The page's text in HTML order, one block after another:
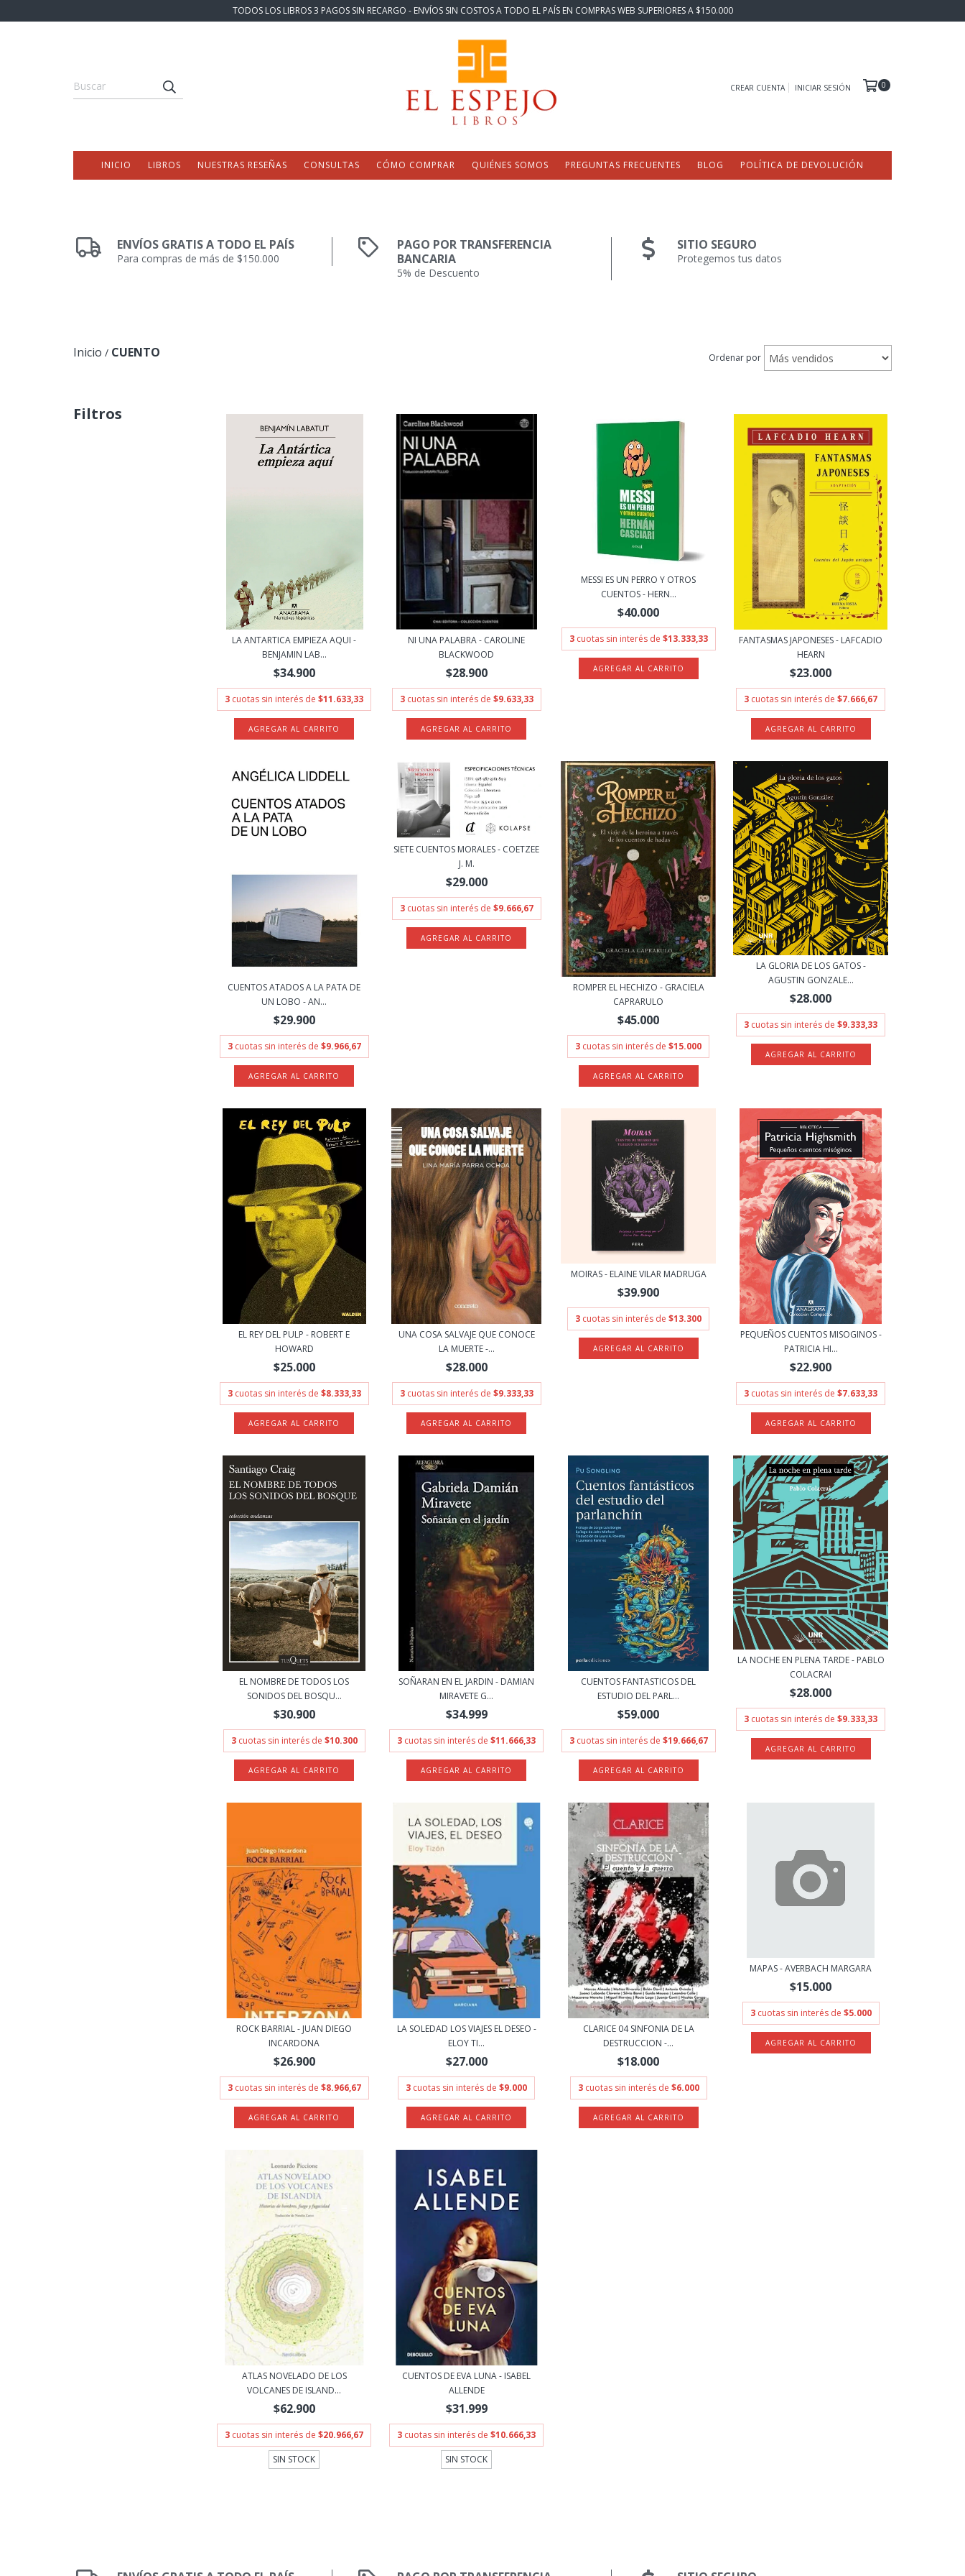
TODOS LOS LIBROS 3 PAGOS SIN RECARGO - ENVÍOS SIN COSTOS A TODO EL PAÍS EN COMPRAS WEB SUPERIORES A $150.000
CREAR CUENTA INICIAR SESIÓN 0
INICIO LIBROS NUESTRAS RESEÑAS CONSULTAS CÓMO COMPRAR QUIÉNES SOMOS PREGUNTAS FRECUENTES BLOG POLÍTICA DE DEVOLUCIÓN
ENVÍOS GRATIS A TODO EL PAÍS
Para compras de más de $150.000
PAGO POR TRANSFERENCIA
BANCARIA
5% de Descuento
SITIO SEGURO
Protegemos tus datos
Inicio / CUENTO Ordenar por
Filtros
LA ANTARTICA EMPIEZA AQUI -
BENJAMIN LAB...
$34.900
3 cuotas sin interés de$11.633,33
NI UNA PALABRA - CAROLINE
BLACKWOOD
$28.900
3 cuotas sin interés de $9.633,33
MESSI ES UN PERRO Y OTROS
CUENTOS - HERN...
$40.000
3 cuotas sin interés de $13.333,33
FANTASMAS JAPONESES - LAFCADIO
HEARN
$23.000
3 cuotas sin interés de$7.666,67
CUENTOS ATADOS A LA PATA DE
UN LOBO - AN...
$29.900
3 cuotas sin interés de $9.966,67
SIETE CUENTOS MORALES - COETZEE
J. M.
$29.000
3 cuotas sin interés de $9.666,67
ROMPER EL HECHIZO - GRACIELA
CAPRARULO
$45.000
3 cuotas sin interés de$15.000
LA GLORIA DE LOS GATOS -
AGUSTIN GONZALE...
$28.000
3 cuotas sin interés de$9.333,33
EL REY DEL PULP - ROBERT E
HOWARD
$25.000
3 cuotas sin interés de $8.333,33
UNA COSA SALVAJE QUE CONOCE
LA MUERTE -...
$28.000
3 cuotas sin interés de $9.333,33
MOIRAS - ELAINE VILAR MADRUGA
$39.900
3 cuotas sin interés de$13.300
PEQUEÑOS CUENTOS MISOGINOS -
PATRICIA HI...
$22.900
3 cuotas sin interés de$7.633,33
EL NOMBRE DE TODOS LOS
SONIDOS DEL BOSQU...
$30.900
3 cuotas sin interés de $10.300
SOÑARAN EN EL JARDIN - DAMIAN
MIRAVETE G...
$34.999
3 cuotas sin interés de$11.666,33
CUENTOS FANTASTICOS DEL
ESTUDIO DEL PARL...
$59.000
3 cuotas sin interés de $19.666,67
LA NOCHE EN PLENA TARDE - PABLO
COLACRAI
$28.000
3 cuotas sin interés de$9.333,33
ROCK BARRIAL - JUAN DIEGO
INCARDONA
$26.900
3 cuotas sin interés de $8.966,67
LA SOLEDAD LOS VIAJES EL DESEO -
ELOY TI...
$27.000
3 cuotas sin interés de$9.000
CLARICE 04 SINFONIA DE LA
DESTRUCCION -...
$18.000
3 cuotas sin interés de $6.000
MAPAS - AVERBACH MARGARA
$15.000
3 cuotas sin interés de $5.000
ATLAS NOVELADO DE LOS
VOLCANES DE ISLAND...
$62.900
3 cuotas sin interés de$20.966,67
SIN STOCK
CUENTOS DE EVA LUNA - ISABEL
ALLENDE
$31.999
3 cuotas sin interés de$10.666,33
SIN STOCK